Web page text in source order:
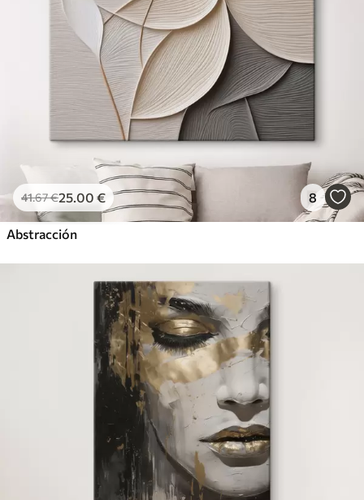
41.67€25.00 € 8
Abstracción